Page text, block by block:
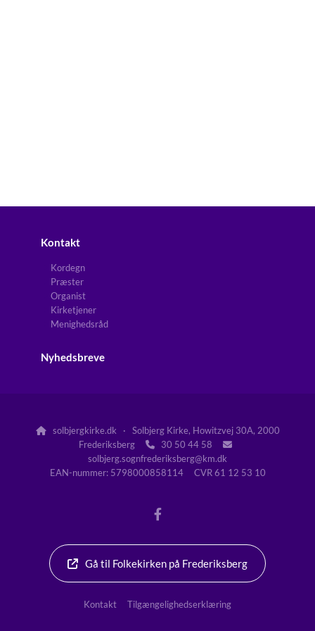
Kontakt
Kordegn
Præster
Organist
Kirketjener
Menighedsråd
Nyhedsbreve
solbjergkirke.dk · Solbjerg Kirke, Howitzvej 30A, 2000
Frederiksberg
 30 50 44 58 
solbjerg.sognfrederiksberg@km.dk
EAN-nummer: 5798000858114 CVR 61 12 53 10
Gå til Folkekirken på Frederiksberg
Kontakt Tilgængelighedserklæring